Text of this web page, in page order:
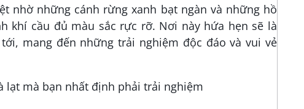
nhờ những cánh rừng xanh bạt ngàn và những hồ
khí cầu đủ màu sắc rực rỡ. Nơi này hứa hẹn sẽ là
mang đến những trải nghiệm độc đáo và vui vẻ